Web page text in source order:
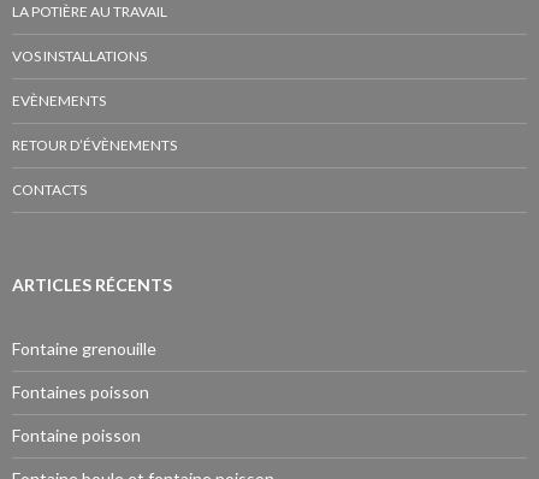
LA POTIÈRE AU TRAVAIL
VOS INSTALLATIONS
EVÈNEMENTS
RETOUR D’ÉVÈNEMENTS
CONTACTS
ARTICLES RÉCENTS
Fontaine grenouille
Fontaines poisson
Fontaine poisson